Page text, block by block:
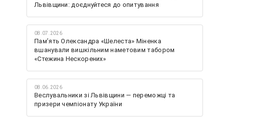
Львівщини: доєднуйтеся до опитування
08.07.2026
Памʼять Олександра «Шелеста» Міненка
вшанували вишкільним наметовим табором
«Стежина Нескорених»
08.06.2026
Веслувальники зі Львівщини — переможці та
призери чемпіонату України